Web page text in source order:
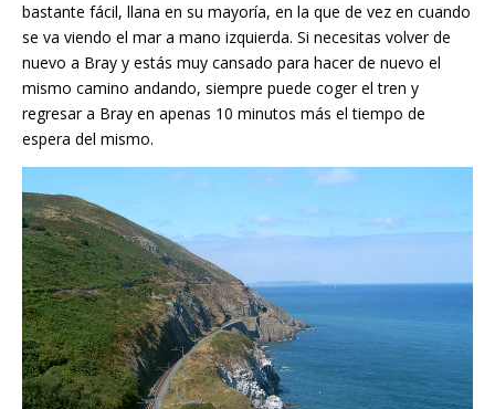
bastante fácil, llana en su mayoría, en la que de vez en cuando
se va viendo el mar a mano izquierda. Si necesitas volver de
nuevo a Bray y estás muy cansado para hacer de nuevo el
mismo camino andando, siempre puede coger el tren y
regresar a Bray en apenas 10 minutos más el tiempo de
espera del mismo.